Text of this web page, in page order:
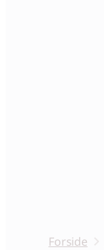
Forside